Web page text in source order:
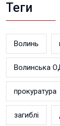
Теги
Волинь
Волинська
прокуратура
загиблі